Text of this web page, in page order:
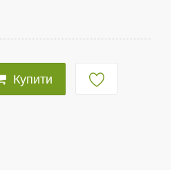
Купити